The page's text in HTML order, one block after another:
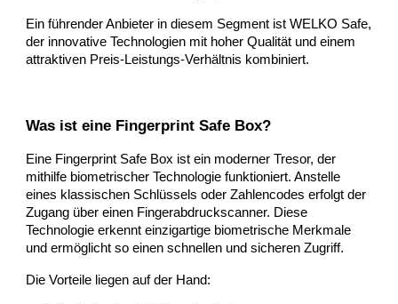
Ein führender Anbieter in diesem Segment ist WELKO Safe,
der innovative Technologien mit hoher Qualität und einem
attraktiven Preis-Leistungs-Verhältnis kombiniert.
Was ist eine Fingerprint Safe Box?
Eine Fingerprint Safe Box ist ein moderner Tresor, der
mithilfe biometrischer Technologie funktioniert. Anstelle
eines klassischen Schlüssels oder Zahlencodes erfolgt der
Zugang über einen Fingerabdruckscanner. Diese
Technologie erkennt einzigartige biometrische Merkmale
und ermöglicht so einen schnellen und sicheren Zugriff.
Die Vorteile liegen auf der Hand: